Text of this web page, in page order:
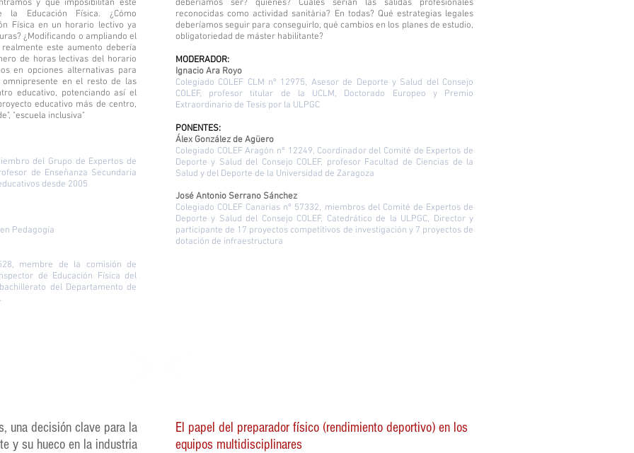
y que imposibilitan este
Educación Física. ¿Cómo
Física en un horario lectivo ya
¿Modificando o ampliando el
este aumento debería
de horas lectivas del horario
en opciones alternativas para
omnipresente en el resto de las
educativo, potenciando así el
educativo más de centro,
"escuela inclusiva"
del Grupo de Expertos de
de Enseñanza Secundaria
desde 2005
Pedagogía
membre de la comisión de
de Educación Física del
del Departamento de
deberíamos ser? quienes? Cuales serian las salidas profesionales
reconocidas como actividad sanitària? En todas? Qué estrategias legales
deberíamos seguir para conseguirlo, qué cambios en los planes de estudio,
obligatoriedad de máster habilitante?
MODERADOR:
Ignacio Ara Royo
Colegiado COLEF CLM nº 12975, Asesor de Deporte y Salud del Consejo
COLEF, profesor titular de la UCLM, Doctorado Europeo y Premio
Extraordinario de Tesis por la ULPGC
PONENTES:
Álex González de Agüero
Colegiado COLEF Aragón nº 12249, Coordinador del Comité de Expertos de
Deporte y Salud del Consejo COLEF, profesor Facultad de Ciencias de la
Salud y del Deporte de la Universidad de Zaragoza
José Antonio Serrano Sánchez
Colegiado COLEF Canarias nº 57332, miembros del Comité de Expertos de
Deporte y Salud del Consejo COLEF, Catedrático de la ULPGC, Director y
participante de 17 proyectos competitivos de investigación y 7 proyectos de
dotación de infraestructura
una decisión clave para la
y su hueco en la industria
El papel del preparador físico (rendimiento deportivo) en los
equipos multidisciplinares